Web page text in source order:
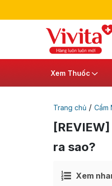
Xem Thuốc
Trang chủ / Cẩm
ra sao?
Xem